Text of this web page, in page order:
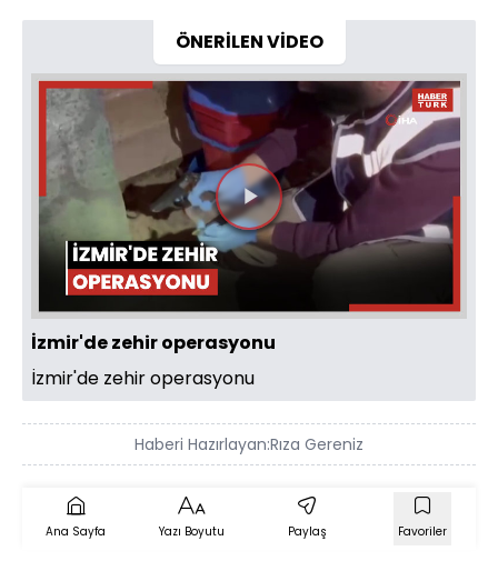
ÖNERİLEN VİDEO
Videoyu
Oynat
İzmir'de zehir operasyonu
İzmir'de zehir operasyonu
Haberi Hazırlayan:Rıza Gereniz
Ana Sayfa Yazı Boyutu Paylaş Favoriler